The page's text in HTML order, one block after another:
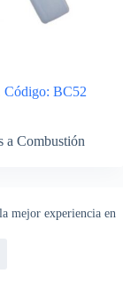
mejor experiencia en
Código: BC52
a Combustión